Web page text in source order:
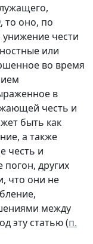
, то оно, по
чести
или
во время
в
честь и
быть как
а также
честь и
других
что они не
между
эту статью (п.